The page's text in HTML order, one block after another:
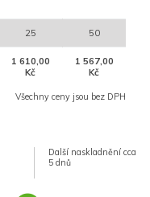
25 50
1 610,00
Kč
1 567,00
Kč
Všechny ceny jsou bez DPH
Další naskladnění cca
5 dnů